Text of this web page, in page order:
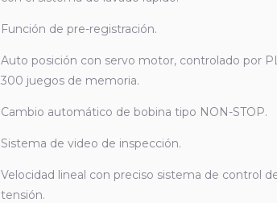
Función de pre-registración.
Auto posición con servo motor, controlado por
300 juegos de memoria.
Cambio automático de bobina tipo NON-STOP.
Sistema de video de inspección.
Velocidad lineal con preciso sistema de control
tensión.